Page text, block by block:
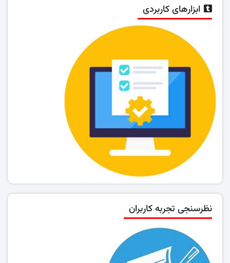
ابزارهای کاربردی
نظرسنجی تجربه کاربران